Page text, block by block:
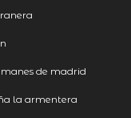
de madrid
la armentera